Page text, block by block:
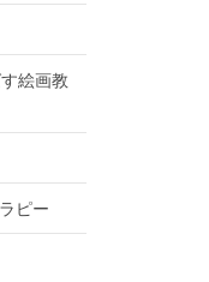
絵画教
ピー